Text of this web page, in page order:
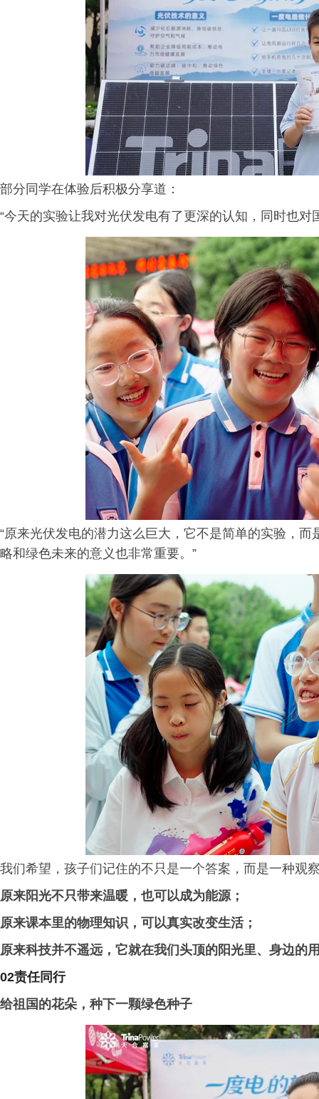
部分同学在体验后积极分享道：
“今天的实验让我对光伏发电有了更深的认知，同时也对
“原来光伏发电的潜力这么巨大，它不是简单的实验，
略和绿色未来的意义也非常重要。”
我们希望，孩子们记住的不只是一个答案，而是一种观
原来阳光不只带来温暖，也可以成为能源；
原来课本里的物理知识，可以真实改变生活；
原来科技并不遥远，它就在我们头顶的阳光里、身边的
02责任同行
给祖国的花朵，种下一颗绿色种子